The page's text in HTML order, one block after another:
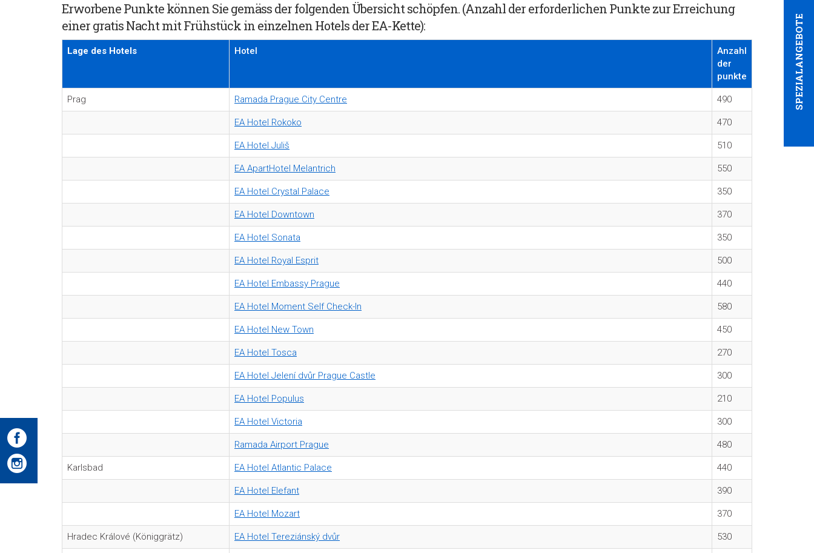
SPEZIALANGEBOTE
Erworbene Punkte können Sie gemäss der folgenden Übersicht schöpfen. (Anzahl der erforderlichen Punkte zur Erreichung
einer gratis Nacht mit Frühstück in einzelnen Hotels der EA-Kette):
Lage des Hotels Hotel
Anzahl
der
punkte
Prag Ramada Prague City Centre 490
EA Hotel Rokoko 470
EA Hotel Juliš 510
EA ApartHotel Melantrich 550
EA Hotel Crystal Palace 350
EA Hotel Downtown 370
EA Hotel Sonata 350
EA Hotel Royal Esprit 500
EA Hotel Embassy Prague 440
EA Hotel Moment Self Check-In 580
EA Hotel New Town 450
EA Hotel Tosca 270
EA Hotel Jelení dvůr Prague Castle 300
EA Hotel Populus 210
EA Hotel Victoria 300
Ramada Airport Prague 480
Karlsbad EA Hotel Atlantic Palace 440
EA Hotel Elefant 390
EA Hotel Mozart 370
Hradec Králové (Königgrätz) EA Hotel Tereziánský dvůr 530